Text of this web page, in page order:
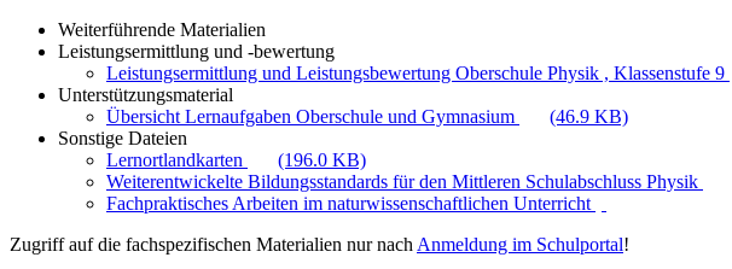
Weiterführende Materialien
Leistungsermittlung und -bewertung
Leistungsermittlung und Leistungsbewertung Oberschule Physik , Klassenstufe 9
Unterstützungsmaterial
Übersicht Lernaufgaben Oberschule und Gymnasium
(46.9 KB)
Sonstige Dateien
Lernortlandkarten
(196.0 KB)
Weiterentwickelte Bildungsstandards für den Mittleren Schulabschluss Physik
Fachpraktisches Arbeiten im naturwissenschaftlichen Unterricht
Zugriff auf die fachspezifischen Materialien nur nach Anmeldung im Schulportal!